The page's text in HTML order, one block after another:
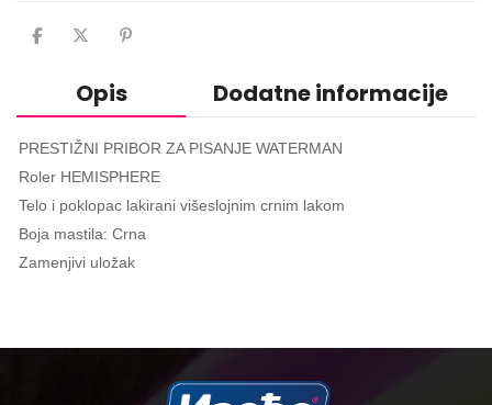
Opis Dodatne informacije
PRESTIŽNI PRIBOR ZA PISANJE WATERMAN
Roler HEMISPHERE
Telo i poklopac lakirani višeslojnim crnim lakom
Boja mastila: Crna
Zamenjivi uložak